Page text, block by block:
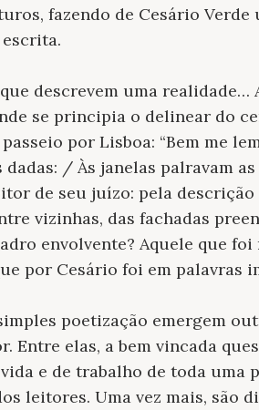
fazendo de Cesário
descrevem uma
se principia o delinear do
por Lisboa: “Bem me
dadas: / Às janelas palravam
de seu juízo: pela
vizinhas, das fachadas
envolvente? Aquele que
por Cesário foi em palavras
poetização emergem
Entre elas, a bem vincada
e de trabalho de toda uma
leitores. Uma vez mais, são